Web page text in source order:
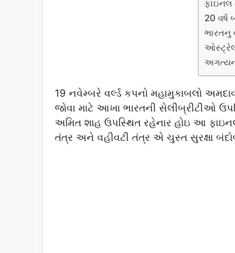
20 વર્ષ
ભારતનુ
19 નવેમ્બરે વર્લ્ડ કપનો મહામુકાબલો
જોવા માટે આખા ભારતની સેલીબ્રીટીઓ
અમિત શાહ ઉપસ્થિત રહેનાર હોઇ આ
તંત્ર અને વહીવટી તંત્ર એ ચુસ્ત સુરક્ષા